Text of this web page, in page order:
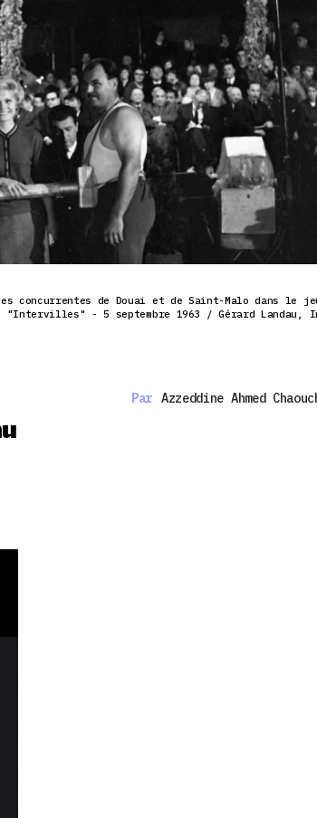
concurrentes de Douai et de Saint-Malo dans le
"Intervilles" - 5 septembre 1963 / Gérard Landau,
Par Azzeddine Ahmed